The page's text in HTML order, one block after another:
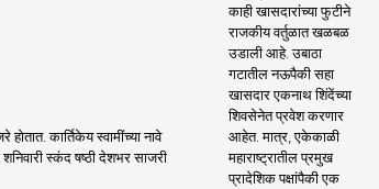
कार्तिकेय स्वामींच्या नावे
स्कंद षष्ठी देशभर साजरी
काही खासदारांच्या फुटीने
राजकीय वर्तुळात खळबळ
उडाली आहे. उबाठा
गटातील नऊपैकी सहा
खासदार एकनाथ शिंदेंच्या
शिवसेनेत प्रवेश करणार
आहेत. मात्र, एकेकाळी
महाराष्ट्रातील प्रमुख
प्रादेशिक पक्षांपैकी एक